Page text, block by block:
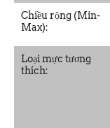
Chiều rộng (Min-
Max):
Loại mực tương
thích: